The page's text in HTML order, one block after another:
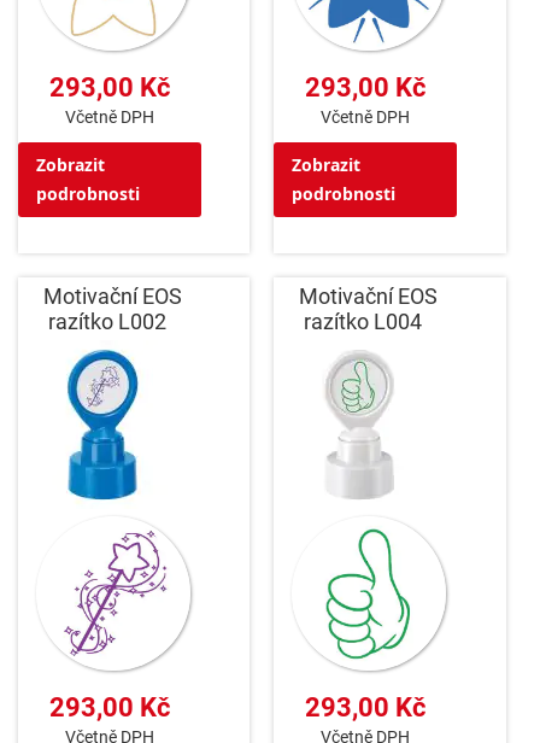
293,00 Kč
Včetně DPH
Zobrazit
podrobnosti
293,00 Kč
Včetně DPH
Zobrazit
podrobnosti
Motivační EOS
razítko L002
293,00 Kč
Včetně DPH
Motivační EOS
razítko L004
293,00 Kč
Včetně DPH